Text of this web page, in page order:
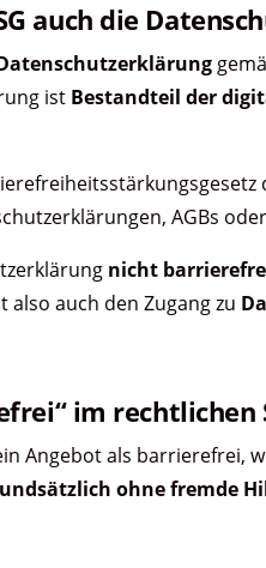
auch die
ist Bestandteil der
AGBs
nicht
also auch den Zugang zu
im rechtlichen
Angebot als barrierefrei,
ohne fremde